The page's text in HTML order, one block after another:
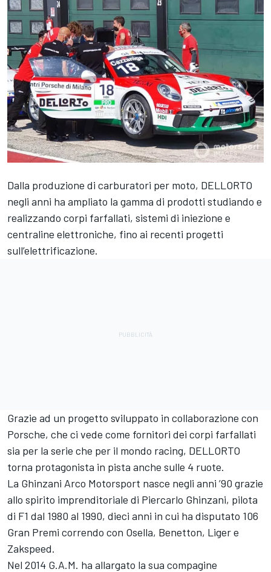
Dalla produzione di carburatori per moto, DELLORTO
negli anni ha ampliato la gamma di prodotti studiando e
realizzando corpi farfallati, sistemi di iniezione e
centraline elettroniche, fino ai recenti progetti
sull’elettrificazione.
Grazie ad un progetto sviluppato in collaborazione con
Porsche, che ci vede come fornitori dei corpi farfallati
sia per la serie che per il mondo racing, DELLORTO
torna protagonista in pista anche sulle 4 ruote.
La Ghinzani Arco Motorsport nasce negli anni ’90 grazie
allo spirito imprenditoriale di Piercarlo Ghinzani, pilota
di F1 dal 1980 al 1990, dieci anni in cui ha disputato 106
Gran Premi correndo con Osella, Benetton, Liger e
Zakspeed.
Nel 2014 G.A.M. ha allargato la sua compagine